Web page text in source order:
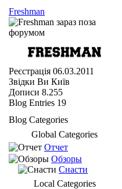
Freshman
Реєстрація 06.03.2011
Звідки Ви Київ
Дописи 8.255
Blog Entries 19
Blog Categories
Global Categories
Отчет
Обзоры
Снасти
Local Categories